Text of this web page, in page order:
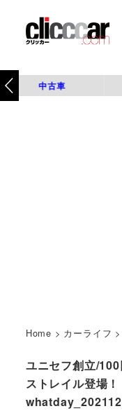
中古車
Home > カーライフ >
ユニセフ創立/
ストレイル登場